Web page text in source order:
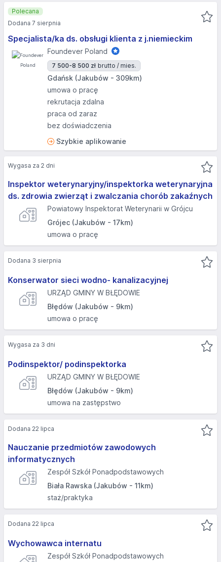
Specjalista/ka ds. obsługi klienta z j.niemieckim
Foundever Poland
7 500-8 500 zł brutto / mies.
Gdańsk (Jakubów - 309km)
umowa o pracę
rekrutacja zdalna
praca od zaraz
bez doświadczenia
Szybkie aplikowanie
Polecana
Dodana 7 sierpnia
Inspektor weterynaryjny/inspektorka weterynaryjna
ds. zdrowia zwierząt i zwalczania chorób zakaźnych
Powiatowy Inspektorat Weterynarii w Grójcu
Grójec (Jakubów - 17km)
umowa o pracę
Wygasa za 2 dni
Konserwator sieci wodno- kanalizacyjnej
URZĄD GMINY W BŁĘDOWIE
Błędów (Jakubów - 9km)
umowa o pracę
Dodana 3 sierpnia
Podinspektor/ podinspektorka
URZĄD GMINY W BŁĘDOWIE
Błędów (Jakubów - 9km)
umowa na zastępstwo
Wygasa za 3 dni
Nauczanie przedmiotów zawodowych
informatycznych
Zespół Szkół Ponadpodstawowych
Biała Rawska (Jakubów - 11km)
staż/praktyka
Dodana 22 lipca
Wychowawca internatu
Zespół Szkół Ponadpodstawowych
Dodana 22 lipca